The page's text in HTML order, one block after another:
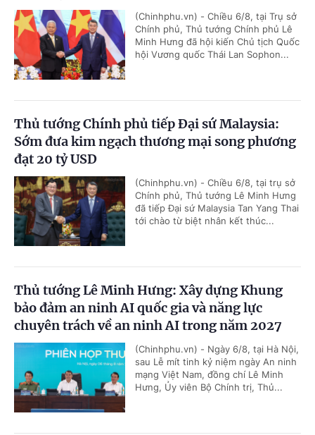
(Chinhphu.vn) - Chiều 6/8, tại Trụ sở
Chính phủ, Thủ tướng Chính phủ Lê
Minh Hưng đã hội kiến Chủ tịch Quốc
hội Vương quốc Thái Lan Sophon...
Thủ tướng Chính phủ tiếp Đại sứ Malaysia:
Sớm đưa kim ngạch thương mại song phương
đạt 20 tỷ USD
(Chinhphu.vn) - Chiều 6/8, tại trụ sở
Chính phủ, Thủ tướng Lê Minh Hưng
đã tiếp Đại sứ Malaysia Tan Yang Thai
tới chào từ biệt nhân kết thúc...
Thủ tướng Lê Minh Hưng: Xây dựng Khung
bảo đảm an ninh AI quốc gia và năng lực
chuyên trách về an ninh AI trong năm 2027
(Chinhphu.vn) - Ngày 6/8, tại Hà Nội,
sau Lễ mít tinh kỷ niệm ngày An ninh
mạng Việt Nam, đồng chí Lê Minh
Hưng, Ủy viên Bộ Chính trị, Thủ...